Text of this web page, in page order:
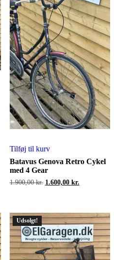
Tilføj til kurv
Batavus Genova Retro Cykel
med 4 Gear
1.900,00kr. Den
1.900,00 kr..
1.600,00 kr.
1.600,00 kr..
Udsolgt!